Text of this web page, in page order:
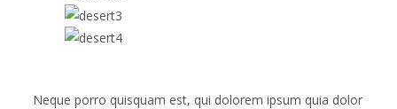
Neque porro quisquam est, qui dolorem ipsum quia dolor